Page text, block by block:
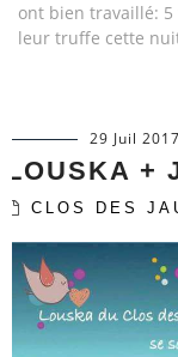
ont bien travaillé:
leur truffe cette
29 Juil 2017
LOUSKA +
CLOS DES